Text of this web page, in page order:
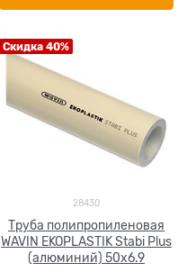
Скидка 40%
28430
Труба полипропиленовая
WAVIN EKOPLASTIK Stabi Plus
(алюминий) 50x6.9